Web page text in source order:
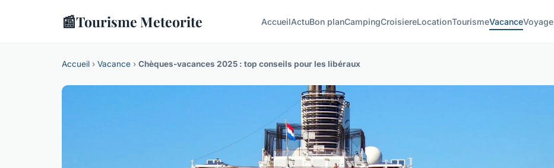
📰Tourisme Meteorite AccueilActuBon planCampingCroisiereLocationTourismeVacanceVoyage
Accueil › Vacance › Chèques-vacances 2025 : top conseils pour les libéraux